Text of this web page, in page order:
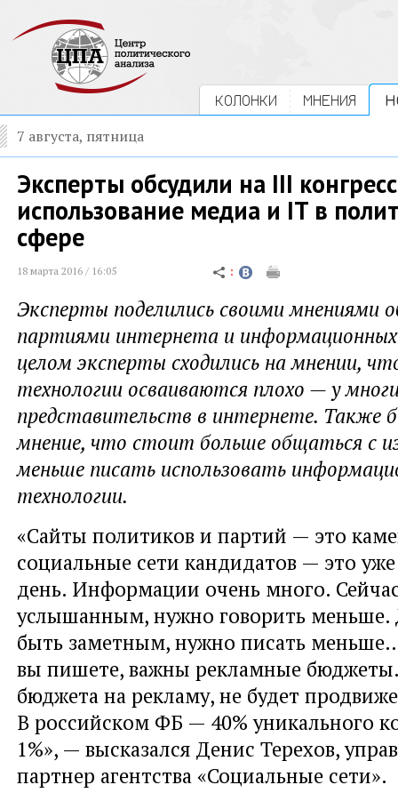
КОЛОНКИ МНЕНИЯ
7 августа, пятница
Эксперты обсудили на III
использование медиа и IT в
сфере
18 марта 2016 / 16:05
Эксперты поделились своими мнениями
партиями интернета и
целом эксперты сходились на мнении,
технологии осваиваются плохо — у
представительств в интернете. Также
мнение, что стоит больше общаться с
меньше писать использовать
технологии.
«Сайты политиков и партий — это
социальные сети кандидатов — это
день. Информации очень много.
услышанным, нужно говорить меньше.
быть заметным, нужно писать
вы пишете, важны рекламные бюджеты.
бюджета на рекламу, не будет
В российском ФБ — 40% уникального
1%», — высказался Денис Терехов,
партнер агентства «Социальные сети».